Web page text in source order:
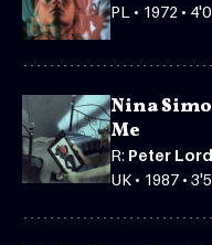
PL • 1972 •
Nina
Me
R: Peter Lord
UK • 1987 •